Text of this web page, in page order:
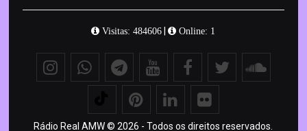
Visitas: 484606 | Online: 1
Rádio Real AMW © 2026 - Todos os direitos reservados.